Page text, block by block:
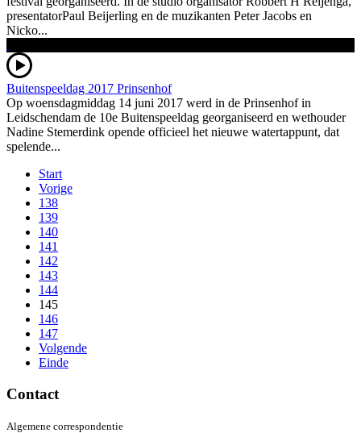
presentatorPaul Beijerling en de muzikanten Peter Jacobs en
Nicko...
Buitenspeeldag 2017 Prinsenhof
Op woensdagmiddag 14 juni 2017 werd in de Prinsenhof in
Leidschendam de 10e Buitenspeeldag georganiseerd en wethouder
Nadine Stemerdink opende officieel het nieuwe watertappunt, dat
spelende...
Start
Vorige
138
139
140
141
142
143
144
145
146
147
Volgende
Einde
Contact
Algemene correspondentie